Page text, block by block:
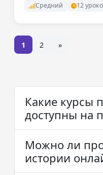
Средний 12
1 2 »
Какие курсы
доступны на
Можно ли
истории